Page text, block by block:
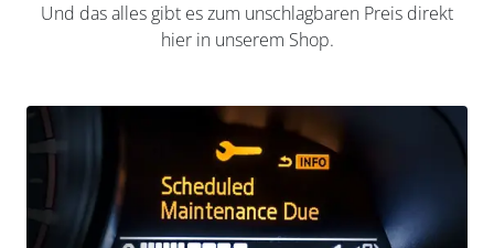
Und das alles gibt es zum unschlagbaren Preis direkt
hier in unserem Shop.